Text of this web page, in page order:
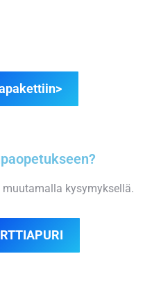
kysymyksellä.